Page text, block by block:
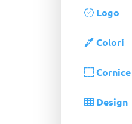
Logo
Colori
Cornice
Design